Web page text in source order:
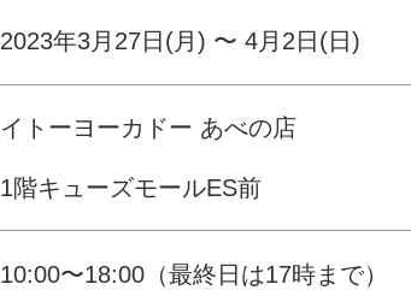
2023年3月27日(月) 〜 4月2日(日)
イトーヨーカドー あべの店
1階キューズモールES前
10:00〜18:00（最終日は17時まで）